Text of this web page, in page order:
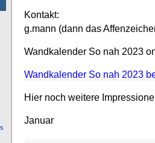
Kontakt:
g.mann (dann das
Wandkalender So nah 2023
Wandkalender So nah 2023
Hier noch weitere
Januar